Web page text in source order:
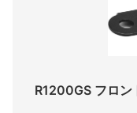
R1200GS フロ